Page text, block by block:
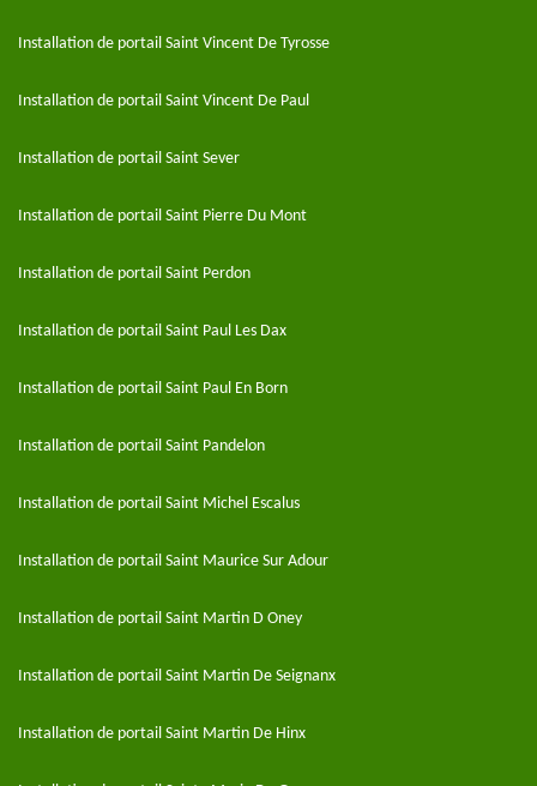
Installation de portail Saint Vincent De Tyrosse
Installation de portail Saint Vincent De Paul
Installation de portail Saint Sever
Installation de portail Saint Pierre Du Mont
Installation de portail Saint Perdon
Installation de portail Saint Paul Les Dax
Installation de portail Saint Paul En Born
Installation de portail Saint Pandelon
Installation de portail Saint Michel Escalus
Installation de portail Saint Maurice Sur Adour
Installation de portail Saint Martin D Oney
Installation de portail Saint Martin De Seignanx
Installation de portail Saint Martin De Hinx